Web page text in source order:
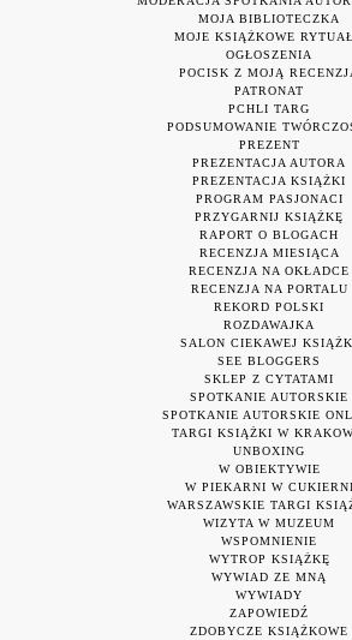
MOJA BIBLIOTECZKA
MOJE KSIĄŻKOWE
OGŁOSZENIA
POCISK Z MOJĄ
PATRONAT
PCHLI TARG
PODSUMOWANIE
PREZENT
PREZENTACJA AUTORA
PREZENTACJA KSIĄŻKI
PROGRAM PASJONACI
PRZYGARNIJ KSIĄŻKĘ
RAPORT O BLOGACH
RECENZJA MIESIĄCA
RECENZJA NA OKŁADCE
RECENZJA NA PORTALU
REKORD POLSKI
ROZDAWAJKA
SALON CIEKAWEJ
SEE BLOGGERS
SKLEP Z CYTATAMI
SPOTKANIE AUTORSKIE
SPOTKANIE AUTORSKIE
TARGI KSIĄŻKI W
UNBOXING
W OBIEKTYWIE
W PIEKARNI W CUKIERNI
WARSZAWSKIE TARGI
WIZYTA W MUZEUM
WSPOMNIENIE
WYTROP KSIĄŻKĘ
WYWIAD ZE MNĄ
WYWIADY
ZAPOWIEDŹ
ZDOBYCZE KSIĄŻKOWE